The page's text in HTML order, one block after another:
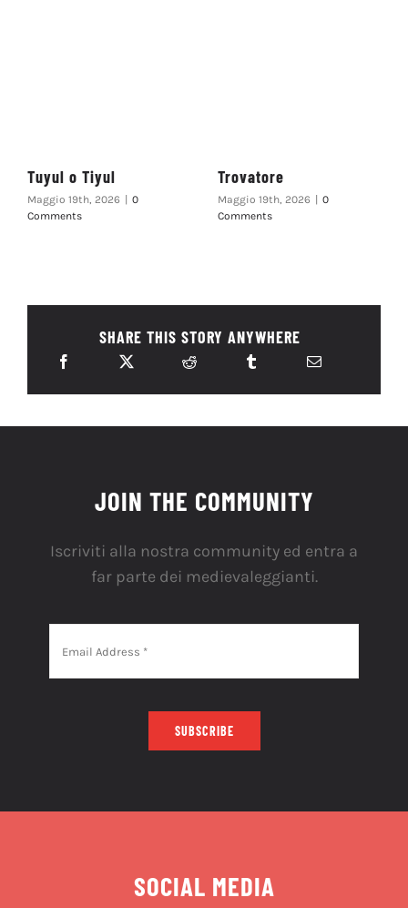
Tuyul o Tiyul
Maggio 19th, 2026
0
Comments
Trovatore
Maggio 19th, 2026
0
Comments
SHARE THIS STORY ANYWHERE
JOIN THE COMMUNITY
Iscriviti alla nostra community ed entra a
far parte dei medievaleggianti.
SUBSCRIBE
SOCIAL MEDIA